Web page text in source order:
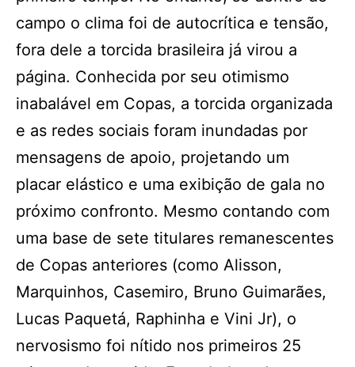
campo o clima foi de autocrítica e tensão,
fora dele a torcida brasileira já virou a
página. Conhecida por seu otimismo
inabalável em Copas, a torcida organizada
e as redes sociais foram inundadas por
mensagens de apoio, projetando um
placar elástico e uma exibição de gala no
próximo confronto. Mesmo contando com
uma base de sete titulares remanescentes
de Copas anteriores (como Alisson,
Marquinhos, Casemiro, Bruno Guimarães,
Lucas Paquetá, Raphinha e Vini Jr), o
nervosismo foi nítido nos primeiros 25